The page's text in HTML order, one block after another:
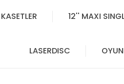
KASETLER 12'' MAXI
LASERDISC